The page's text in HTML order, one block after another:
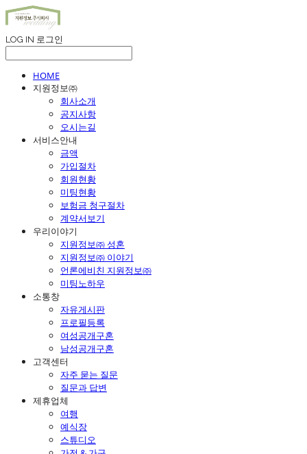
LOG IN 로그인
HOME
지원정보㈜
회사소개
공지사항
오시는길
서비스안내
금액
가입절차
회원현황
미팅현황
보험금 청구절차
계약서보기
우리이야기
지원정보㈜ 성혼
지원정보㈜ 이야기
언론에비친 지원정보㈜
미팅노하우
소통창
자유게시판
프로필등록
여성공개구혼
남성공개구혼
고객센터
자주 묻는 질문
질문과 답변
제휴업체
여행
예식장
스튜디오